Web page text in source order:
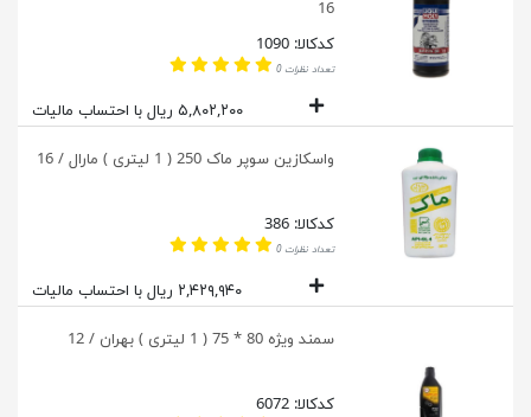
16
کدکالا: 1090
تعداد نظرات 0
۵,۸۰۲,۲۰۰ ریال با احتساب مالیات
واسکازین سوپر ماک 250 ( 1 لیتری ) مارال / 16
کدکالا: 386
تعداد نظرات 0
۲,۴۲۹,۹۴۰ ریال با احتساب مالیات
سمند ویژه 80 * 75 ( 1 لیتری ) بهران / 12
کدکالا: 6072